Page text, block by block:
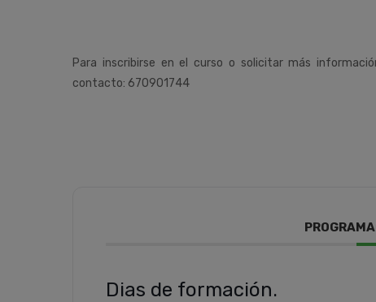
Para inscribirse en el curso o solicitar más
contacto: 670901744
Dias de formación.